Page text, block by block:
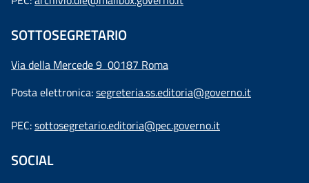
SOTTOSEGRETARIO
Via della Mercede 9 00187 Roma
Posta elettronica:segreteria.ss.editoria@governo.it
PEC:sottosegretario.editoria@pec.governo.it
SOCIAL